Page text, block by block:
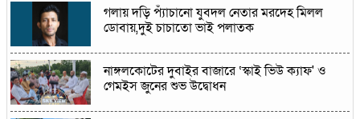
গলায় দড়ি প্যাঁচানো যুবদল নেতার মরদেহ মিলল
ডোবায়,দুই চাচাতো ভাই পলাতক
নাঙ্গলকোটের দুবাইর বাজারে ‘স্কাই ভিউ ক্যাফ' ও
গেমইস জুনের শুভ উদ্বোধন